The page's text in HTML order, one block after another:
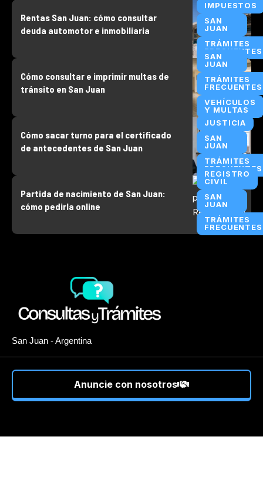
IMPUESTOS
SAN
JUAN
TRÁMITES
FRECUENTES
Rentas San Juan: cómo consultar
deuda automotor e inmobiliaria
SAN
JUAN
TRÁMITES
FRECUENTES
VEHÍCULOS
Y MULTAS
Cómo consultar e imprimir multas de
tránsito en San Juan
JUSTICIA
SAN
JUAN
TRÁMITES
FRECUENTES
Cómo sacar turno para el certificado
de antecedentes de San Juan
REGISTRO
CIVIL
SAN
JUAN
TRÁMITES
FRECUENTES
Partida de nacimiento de San Juan:
cómo pedirla online
San Juan - Argentina
Anuncie con nosotros